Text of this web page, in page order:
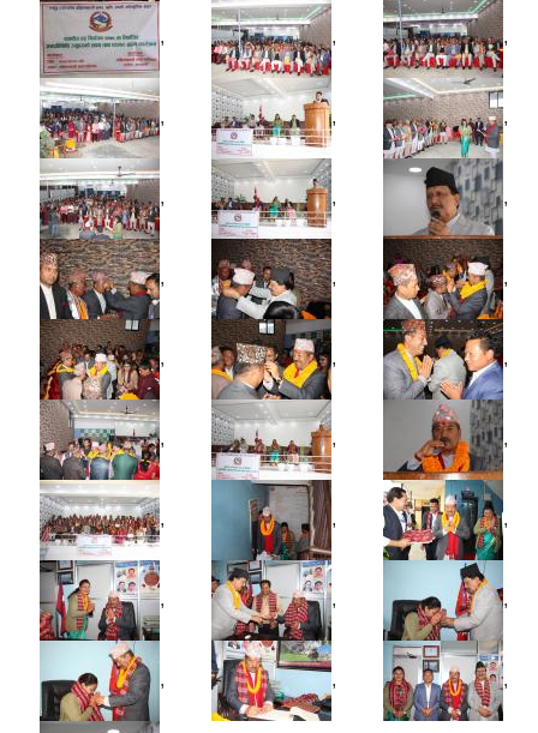
, , ,
, , ,
, , ,
, , ,
, , ,
, , ,
, , ,
, , ,
, , ,